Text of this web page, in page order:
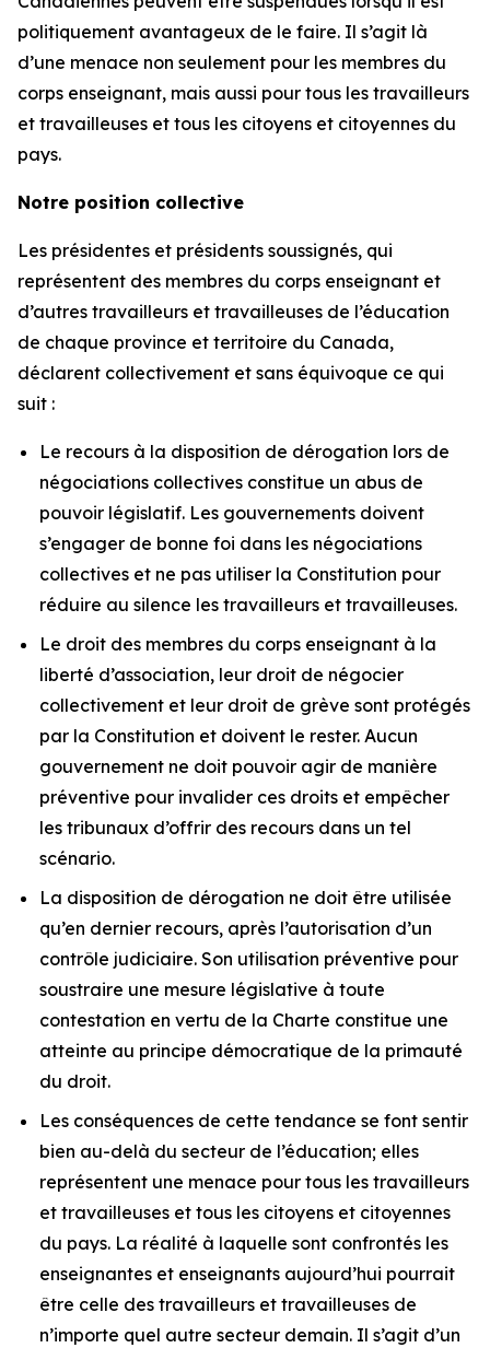
politiquement avantageux de le faire. Il s’agit là
d’une menace non seulement pour les membres du
corps enseignant, mais aussi pour tous les travailleurs
et travailleuses et tous les citoyens et citoyennes du
pays.
Notre position collective
Les présidentes et présidents soussignés, qui
représentent des membres du corps enseignant et
d’autres travailleurs et travailleuses de l’éducation
de chaque province et territoire du Canada,
déclarent collectivement et sans équivoque ce qui
suit :
Le recours à la disposition de dérogation lors de
négociations collectives constitue un abus de
pouvoir législatif. Les gouvernements doivent
s’engager de bonne foi dans les négociations
collectives et ne pas utiliser la Constitution pour
réduire au silence les travailleurs et travailleuses.
Le droit des membres du corps enseignant à la
liberté d’association, leur droit de négocier
collectivement et leur droit de grève sont protégés
par la Constitution et doivent le rester. Aucun
gouvernement ne doit pouvoir agir de manière
préventive pour invalider ces droits et empêcher
les tribunaux d’offrir des recours dans un tel
scénario.
La disposition de dérogation ne doit être utilisée
qu’en dernier recours, après l’autorisation d’un
contrôle judiciaire. Son utilisation préventive pour
soustraire une mesure législative à toute
contestation en vertu de la Charte constitue une
atteinte au principe démocratique de la primauté
du droit.
Les conséquences de cette tendance se font sentir
bien au-delà du secteur de l’éducation; elles
représentent une menace pour tous les travailleurs
et travailleuses et tous les citoyens et citoyennes
du pays. La réalité à laquelle sont confrontés les
enseignantes et enseignants aujourd’hui pourrait
être celle des travailleurs et travailleuses de
n’importe quel autre secteur demain. Il s’agit d’un